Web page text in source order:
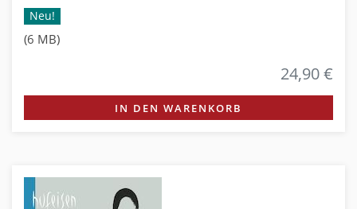
Neu!
(6 MB)
24,90 €
IN DEN WARENKORB